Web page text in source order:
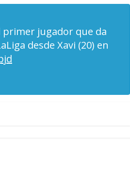
primer jugador que da
desde Xavi (20) en